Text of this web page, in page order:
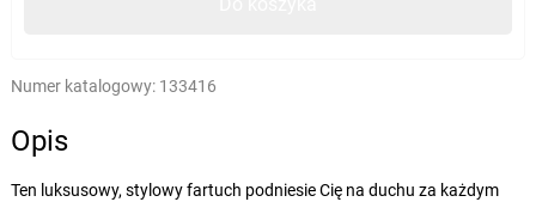
Numer katalogowy: 133416
Opis
Ten luksusowy, stylowy fartuch podniesie Cię na duchu za każdym